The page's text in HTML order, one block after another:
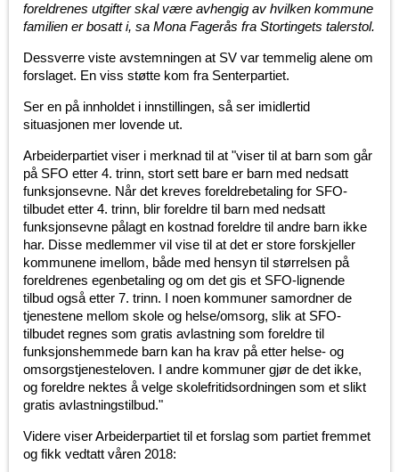
foreldrenes utgifter skal være avhengig av hvilken kommune
familien er bosatt i, sa Mona Fagerås fra Stortingets talerstol.
Dessverre viste avstemningen at SV var temmelig alene om
forslaget. En viss støtte kom fra Senterpartiet.
Ser en på innholdet i innstillingen, så ser imidlertid
situasjonen mer lovende ut.
Arbeiderpartiet viser i merknad til at "viser til at barn som går
på SFO etter 4. trinn, stort sett bare er barn med nedsatt
funksjonsevne. Når det kreves foreldrebetaling for SFO-
tilbudet etter 4. trinn, blir foreldre til barn med nedsatt
funksjonsevne pålagt en kostnad foreldre til andre barn ikke
har. Disse medlemmer vil vise til at det er store forskjeller
kommunene imellom, både med hensyn til størrelsen på
foreldrenes egenbetaling og om det gis et SFO-lignende
tilbud også etter 7. trinn. I noen kommuner samordner de
tjenestene mellom skole og helse/omsorg, slik at SFO-
tilbudet regnes som gratis avlastning som foreldre til
funksjonshemmede barn kan ha krav på etter helse- og
omsorgstjenesteloven. I andre kommuner gjør de det ikke,
og foreldre nektes å velge skolefritidsordningen som et slikt
gratis avlastningstilbud."
Videre viser Arbeiderpartiet til et forslag som partiet fremmet
og fikk vedtatt våren 2018: